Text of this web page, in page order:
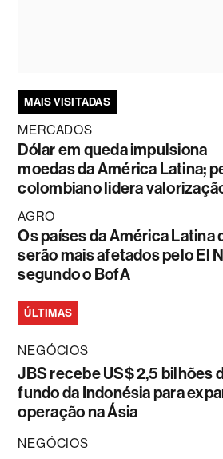
MAIS VISITADAS
MERCADOS
Dólar em queda impulsiona
moedas da América Latina;
colombiano lidera
AGRO
Os países da América Latina
serão mais afetados pelo El
segundo o BofA
ÚLTIMAS
NEGÓCIOS
JBS recebe US$ 2,5 bilhões
fundo da Indonésia para
operação na Ásia
NEGÓCIOS